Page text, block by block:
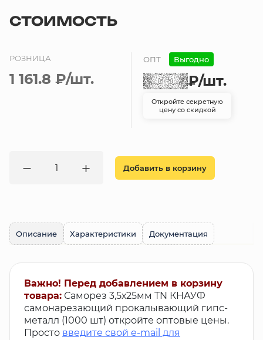
СТОИМОСТЬ
РОЗНИЦА
1 161.8 ₽/шт.
ОПТ Выгодно
₽/шт.
Откройте секретную
цену со скидкой
Добавить в корзину
Описание Характеристики Документация
Важно! Перед добавлением в корзину
товара: Саморез 3,5х25мм TN КНАУФ
самонарезающий прокалывающий гипс-
металл (1000 шт) откройте оптовые цены.
Просто введите свой e-mail для